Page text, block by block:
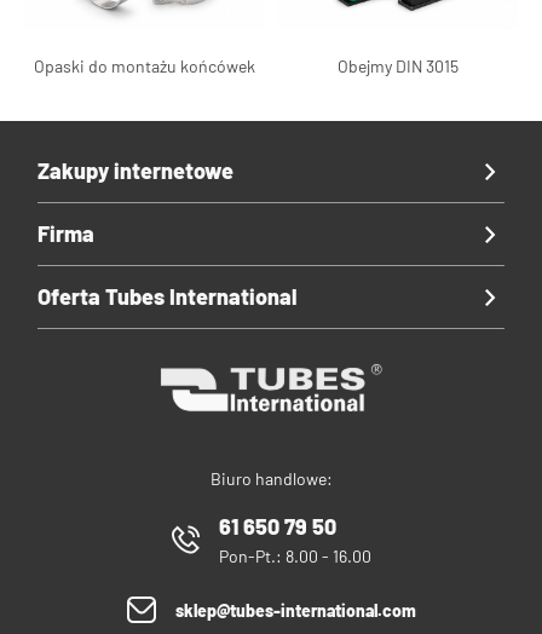
Opaski do montażu końcówek Obejmy DIN 3015
Biuro handlowe:
61 650 79 50
Pon-Pt.: 8.00 - 16.00
sklep@tubes-international.com
Zakupy internetowe
Firma
Oferta Tubes International